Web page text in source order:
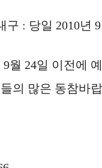
: 당일 2010년
월 24일 이전에
의 많은 동참바